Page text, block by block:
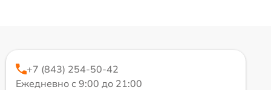
+7 (843) 254-50-42
Ежедневно с 9:00 до 21:00